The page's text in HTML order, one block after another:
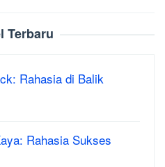
Terbaru
Rahasia di Balik
Rahasia Sukses